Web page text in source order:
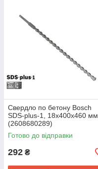
Свердло по бетону Bosch
SDS-plus-1, 18х400х460 мм
(2608680289)
Готово до відправки
292 ₴